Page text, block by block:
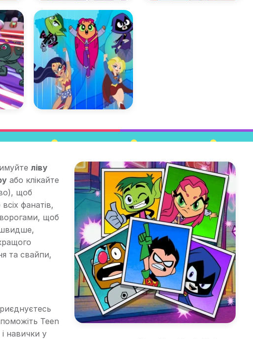
ліву
або клікайте
щоб
фанатів,
щоб
швидше,
та свайпи,
Teen
навички у